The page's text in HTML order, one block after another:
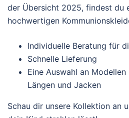
der Übersicht 2025, findest du
hochwertigen
Individuelle Beratung für
Schnelle Lieferung
Eine Auswahl an
Längen und Jacken
Schau dir unsere Kollektion an